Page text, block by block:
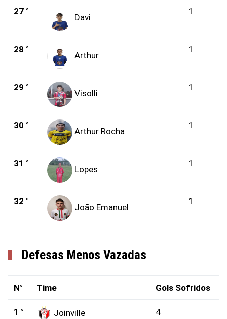
27 °
Davi
1
28 °
Arthur
1
29 °
Visolli
1
30 °
Arthur Rocha
1
31 °
Lopes
1
32 °
João Emanuel
1
Defesas Menos Vazadas
N° Time Gols Sofridos
1 ° Joinville 4